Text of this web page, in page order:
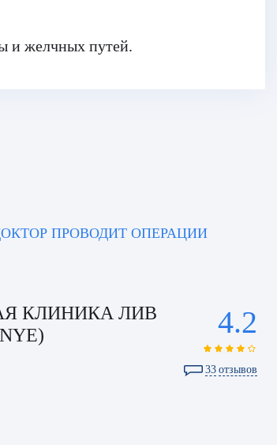
и желчных путей.
ПРОВОДИТ ОПЕРАЦИИ
КЛИНИКА ЛИВ
4.2
33 отзывов